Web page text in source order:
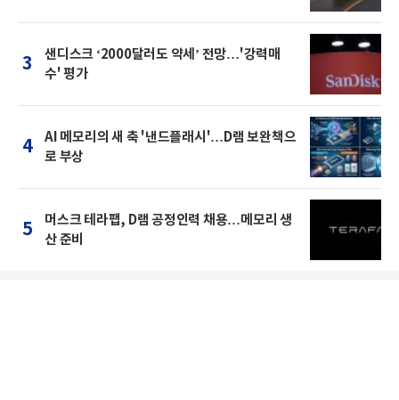
3
샌디스크 ‘2000달러도 약세’ 전망…'강력매
수' 평가
4
AI 메모리의 새 축 '낸드플래시'…D램 보완책으
로 부상
5
머스크 테라팹, D램 공정인력 채용…메모리 생
산 준비